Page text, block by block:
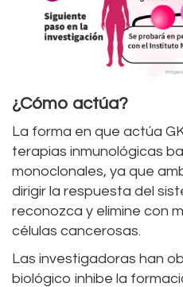
¿Cómo actúa?
La forma en que actúa
terapias inmunológicas
monoclonales, ya que
dirigir la respuesta del
reconozca y elimine con
células cancerosas.
Las investigadoras han
biológico inhibe la